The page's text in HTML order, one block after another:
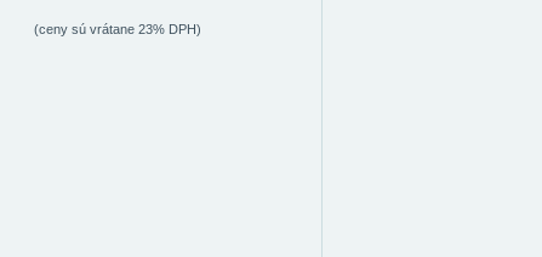
(ceny sú vrátane 23% DPH)